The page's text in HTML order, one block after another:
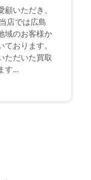
いただき、
店では広島
域のお客様か
ております。
ただいた買取
す...